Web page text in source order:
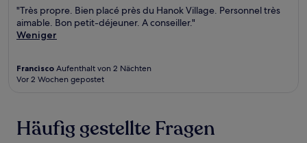
"Très propre. Bien placé près du Hanok Village. Personnel très
aimable. Bon petit-déjeuner. A conseiller."
Weniger
Francisco Aufenthalt von 2 Nächten
Vor 2 Wochen gepostet
Häufig gestellte Fragen